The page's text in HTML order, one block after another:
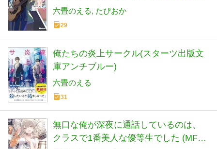
01-02)
六畳のえる たぴおか
29
俺たちの炎上サークル(スターツ出版文
庫アンチブルー)
六畳のえる
31
無口な俺が深夜に通話しているのは、
クラスで1番美人な優等生でした (MF文